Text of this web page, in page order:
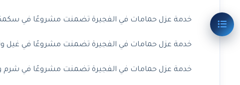
خدمة عزل حمامات في الفجيرة تضمنت مشروعًا في
خدمة عزل حمامات في الفجيرة تضمنت مشروعًا في غيل
خدمة عزل حمامات في الفجيرة تضمنت مشروعًا في شرم